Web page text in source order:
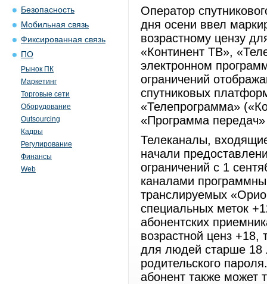
Безопасность
Мобильная связь
Фиксированная связь
ПО
Рынок ПК
Маркетинг
Торговые сети
Оборудование
Outsourcing
Кадры
Регулирование
Финансы
Web
Оператор
дня осени ввел
возрастному цензу
«Континент ТВ»,
электронном
ограничений
спутниковых
«Телепрограмма»
«Программа
Телеканалы,
начали
ограничений с 1
каналами
транслируемых
специальных меток
абонентских
возрастной ценз +18,
для людей старше 18
родительского
абонент также может